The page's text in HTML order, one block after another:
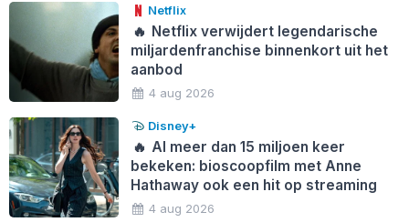
Netflix
🔥 Netflix verwijdert legendarische
miljardenfranchise binnenkort uit het
aanbod
4 aug 2026
Disney+
🔥 Al meer dan 15 miljoen keer
bekeken: bioscoopfilm met Anne
Hathaway ook een hit op streaming
4 aug 2026